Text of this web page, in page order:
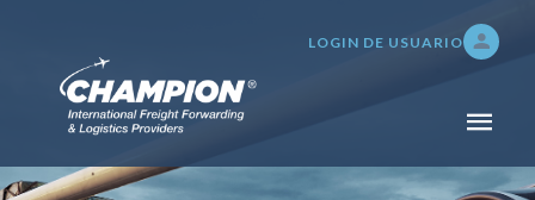
LOGIN DE USUARIO
INICIO